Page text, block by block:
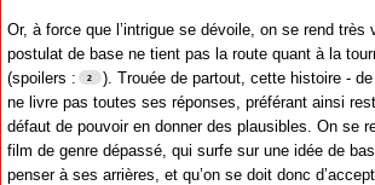
Or, à force que l’intrigue se dévoile, on se rend très
postulat de base ne tient pas la route quant à la
(spoilers :
). Trouée de partout, cette histoire -
ne livre pas toutes ses réponses, préférant ainsi
défaut de pouvoir en donner des plausibles. On se
film de genre dépassé, qui surfe sur une idée de
penser à ses arrières, et qu’on se doit donc